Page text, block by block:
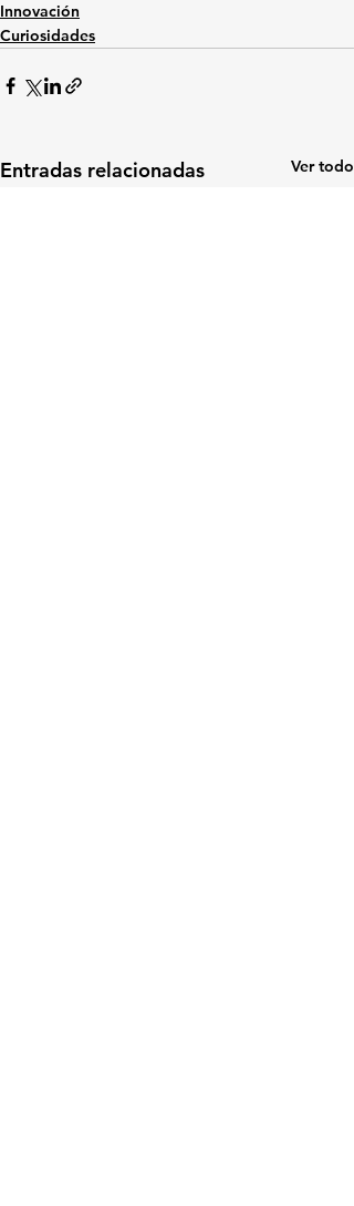
Innovación
Curiosidades
Entradas relacionadas Ver todo